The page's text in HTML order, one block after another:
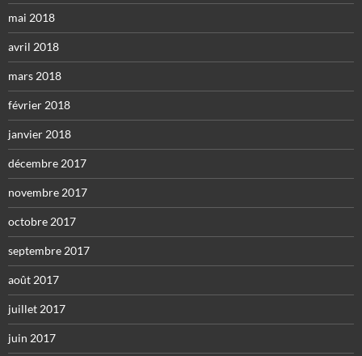
mai 2018
avril 2018
mars 2018
février 2018
janvier 2018
décembre 2017
novembre 2017
octobre 2017
septembre 2017
août 2017
juillet 2017
juin 2017